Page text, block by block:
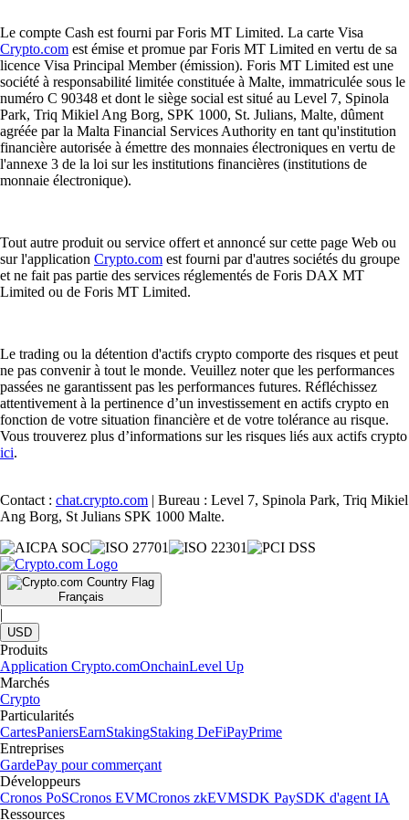
Le compte Cash est fourni par Foris MT Limited. La carte Visa
Crypto.com est émise et promue par Foris MT Limited en vertu de sa
licence Visa Principal Member (émission). Foris MT Limited est une
société à responsabilité limitée constituée à Malte, immatriculée sous le
numéro C 90348 et dont le siège social est situé au Level 7, Spinola
Park, Triq Mikiel Ang Borg, SPK 1000, St. Julians, Malte, dûment
agréée par la Malta Financial Services Authority en tant qu'institution
financière autorisée à émettre des monnaies électroniques en vertu de
l'annexe 3 de la loi sur les institutions financières (institutions de
monnaie électronique).
Tout autre produit ou service offert et annoncé sur cette page Web ou
sur l'application Crypto.com est fourni par d'autres sociétés du groupe
et ne fait pas partie des services réglementés de Foris DAX MT
Limited ou de Foris MT Limited.
Le trading ou la détention d'actifs crypto comporte des risques et peut
ne pas convenir à tout le monde. Veuillez noter que les performances
passées ne garantissent pas les performances futures. Réfléchissez
attentivement à la pertinence d’un investissement en actifs crypto en
fonction de votre situation financière et de votre tolérance au risque.
Vous trouverez plus d’informations sur les risques liés aux actifs crypto
ici.
Contact : chat.crypto.com | Bureau : Level 7, Spinola Park, Triq Mikiel
Ang Borg, St Julians SPK 1000 Malte.
Français
|
USD
Produits
Application Crypto.comOnchainLevel Up
Marchés
Crypto
Particularités
CartesPaniersEarnStakingStaking DeFiPayPrime
Entreprises
GardePay pour commerçant
Développeurs
Cronos PoSCronos EVMCronos zkEVMSDK PaySDK d'agent IA
Ressources